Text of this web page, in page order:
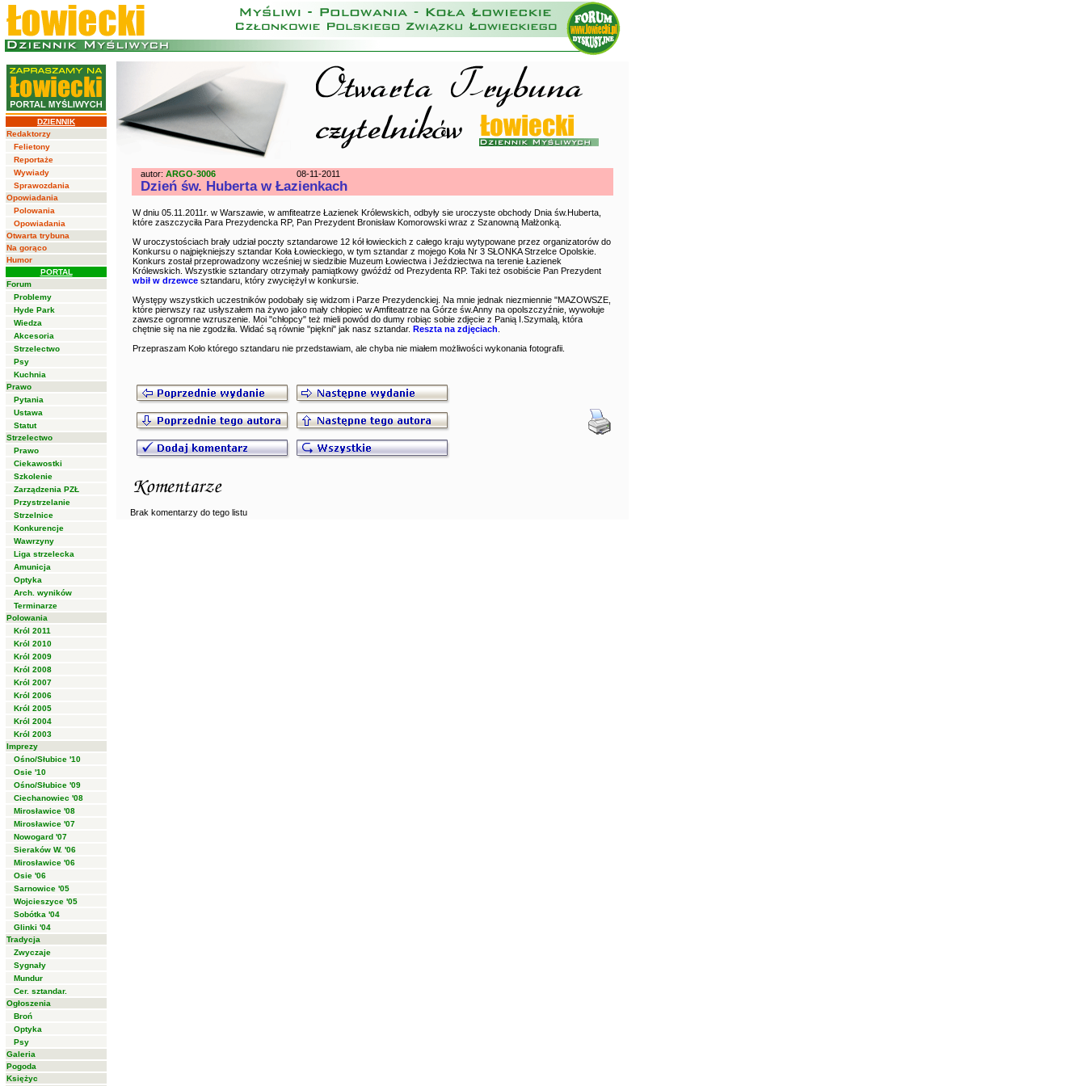
DZIENNIK
Redaktorzy
Felietony
Reportaże
Wywiady
Sprawozdania
Opowiadania
Polowania
Opowiadania
Otwarta trybuna
Na gorąco
Humor
PORTAL
Forum
Problemy
Hyde Park
Wiedza
Akcesoria
Strzelectwo
Psy
Kuchnia
Prawo
Pytania
Ustawa
Statut
Strzelectwo
Prawo
Ciekawostki
Szkolenie
Zarządzenia PZŁ
Przystrzelanie
Strzelnice
Konkurencje
Wawrzyny
Liga strzelecka
Amunicja
Optyka
Arch. wyników
Terminarze
Polowania
Król 2011
Król 2010
Król 2009
Król 2008
Król 2007
Król 2006
Król 2005
Król 2004
Król 2003
Imprezy
Ośno/Słubice '10
Osie '10
Ośno/Słubice '09
Ciechanowiec '08
Mirosławice '08
Mirosławice '07
Nowogard '07
Sieraków W. '06
Mirosławice '06
Osie '06
Sarnowice '05
Wojcieszyce '05
Sobótka '04
Glinki '04
Tradycja
Zwyczaje
Sygnały
Mundur
Cer. sztandar.
Ogłoszenia
Broń
Optyka
Psy
Galeria
Pogoda
Księżyc
autor: ARGO-3006 08-11-2011
Dzień św. Huberta w Łazienkach
W dniu 05.11.2011r. w Warszawie, w amfiteatrze Łazienek Królewskich, odbyły sie uroczyste obchody Dnia św.Huberta,
które zaszczyciła Para Prezydencka RP, Pan Prezydent Bronisław Komorowski wraz z Szanowną Małżonką.
W uroczystościach brały udział poczty sztandarowe 12 kół łowieckich z całego kraju wytypowane przez organizatorów do
Konkursu o najpiękniejszy sztandar Koła Łowieckiego, w tym sztandar z mojego Koła Nr 3 SŁONKA Strzelce Opolskie.
Konkurs został przeprowadzony wcześniej w siedzibie Muzeum Łowiectwa i Jeździectwa na terenie Łazienek
Królewskich. Wszystkie sztandary otrzymały pamiątkowy gwóźdź od Prezydenta RP. Taki też osobiście Pan Prezydent
wbił w drzewce sztandaru, który zwyciężył w konkursie.
Występy wszystkich uczestników podobały się widzom i Parze Prezydenckiej. Na mnie jednak niezmiennie "MAZOWSZE,
które pierwszy raz usłyszałem na żywo jako mały chłopiec w Amfiteatrze na Górze św.Anny na opolszczyźnie, wywołuje
zawsze ogromne wzruszenie. Moi "chłopcy" też mieli powód do dumy robiąc sobie zdjęcie z Panią I.Szymalą, która
chętnie się na nie zgodziła. Widać są równie "piękni" jak nasz sztandar. Reszta na zdjęciach
Przepraszam Koło którego sztandaru nie przedstawiam, ale chyba nie miałem możliwości wykonania fotografii.
Brak komentarzy do tego listu